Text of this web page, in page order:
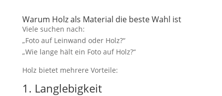
Warum Holz als Material die beste Wahl ist
Viele suchen nach:
„Foto auf Leinwand oder Holz?“
„Wie lange hält ein Foto auf Holz?“
Holz bietet mehrere Vorteile:
1. Langlebigkeit